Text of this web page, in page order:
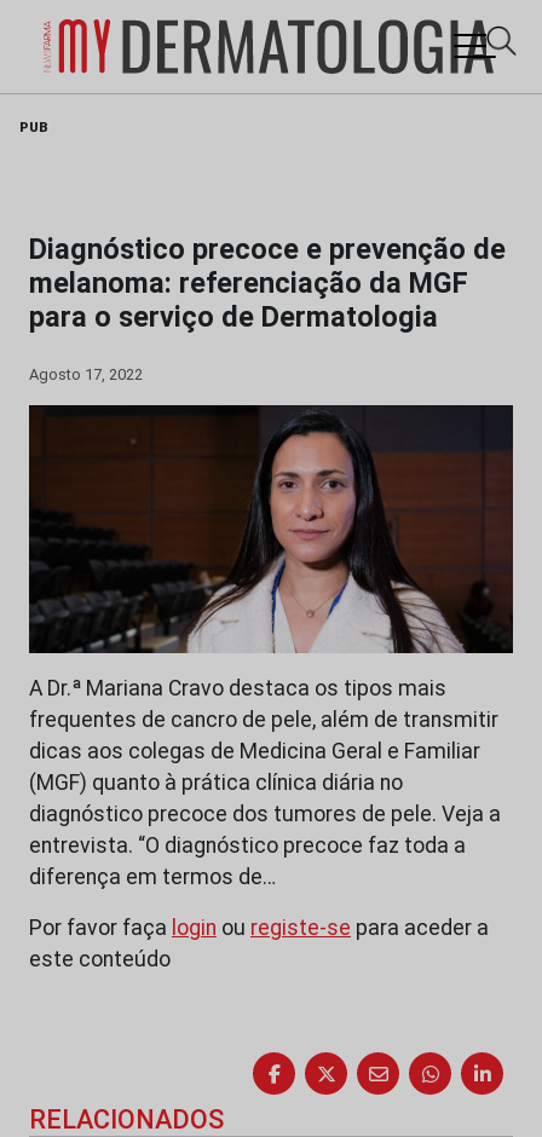
PUB
Diagnóstico precoce e prevenção de
melanoma: referenciação da MGF
para o serviço de Dermatologia
Agosto 17, 2022
A Dr.ª Mariana Cravo destaca os tipos mais
frequentes de cancro de pele, além de transmitir
dicas aos colegas de Medicina Geral e Familiar
(MGF) quanto à prática clínica diária no
diagnóstico precoce dos tumores de pele. Veja a
entrevista. “O diagnóstico precoce faz toda a
diferença em termos de…
Por favor faça login ou registe-se para aceder a
este conteúdo
RELACIONADOS